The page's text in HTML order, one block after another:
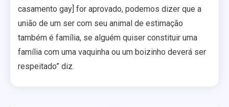
casamento gay] for aprovado, podemos dizer que a
união de um ser com seu animal de estimação
também é família, se alguém quiser constituir uma
família com uma vaquinha ou um boizinho deverá ser
respeitado” diz.